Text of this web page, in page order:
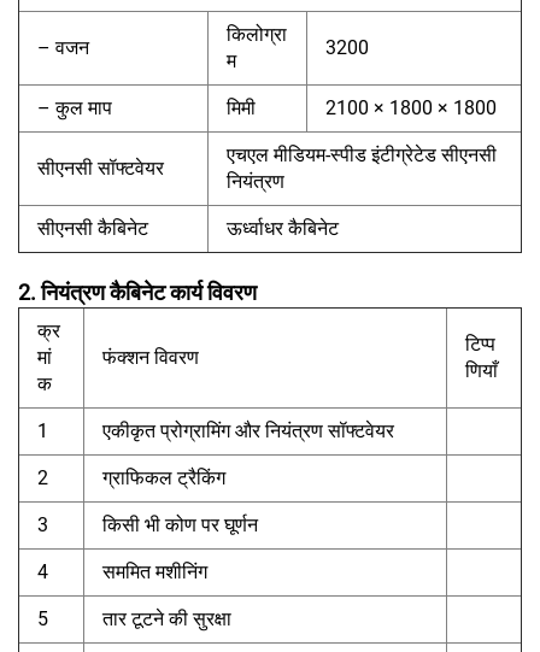
– वजन
किलोग्रा
म
3200
– कुल माप मिमी 2100 × 1800 × 1800
सीएनसी सॉफ्टवेयर
एचएल मीडियम-स्पीड इंटीग्रेटेड सीएनसी
नियंत्रण
सीएनसी कैबिनेट ऊर्ध्वाधर कैबिनेट
2. नियंत्रण कैबिनेट कार्य विवरण
क्र
मां
क
फंक्शन विवरण
टिप्प
णियाँ
1 एकीकृत प्रोग्रामिंग और नियंत्रण सॉफ्टवेयर
2 ग्राफिकल ट्रैकिंग
3 किसी भी कोण पर घूर्णन
4 सममित मशीनिंग
5 तार टूटने की सुरक्षा